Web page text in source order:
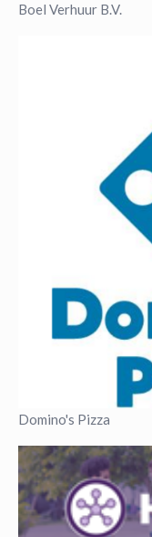
Boel Verhuur B.V.
Domino's Pizza